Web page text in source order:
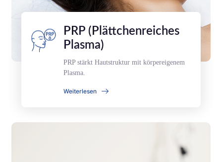
PRP (Plättchenreiches
Plasma)
PRP stärkt Hautstruktur mit körpereigenem
Plasma.
Weiterlesen